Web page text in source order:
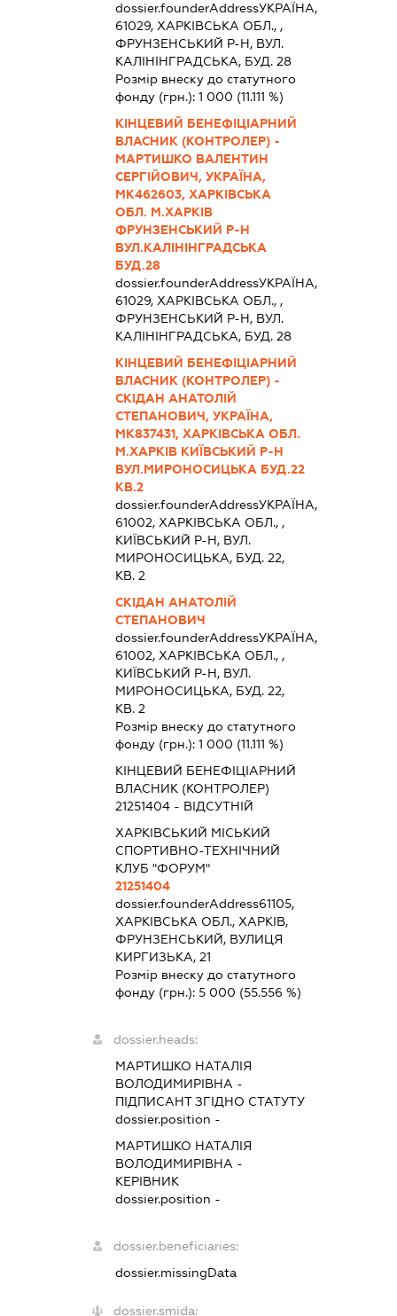
dossier.founderAddressУКРАЇНА,
61029, ХАРКIВСЬКА ОБЛ., ,
ФРУНЗЕНСЬКИЙ Р-Н, ВУЛ.
КАЛІНІНГРАДСЬКА, БУД. 28
Розмір внеску до статутного
фонду (грн.):1 000 (11.111 %)
КІНЦЕВИЙ БЕНЕФІЦІАРНИЙ
ВЛАСНИК (КОНТРОЛЕР) -
МАРТИШКО ВАЛЕНТИН
СЕРГІЙОВИЧ, УКРАЇНА,
МК462603, ХАРКІВСЬКА
ОБЛ. М.ХАРКІВ
ФРУНЗЕНСЬКИЙ Р-Н
ВУЛ.КАЛІНІНГРАДСЬКА
БУД.28
dossier.founderAddressУКРАЇНА,
61029, ХАРКIВСЬКА ОБЛ., ,
ФРУНЗЕНСЬКИЙ Р-Н, ВУЛ.
КАЛІНІНГРАДСЬКА, БУД. 28
КІНЦЕВИЙ БЕНЕФІЦІАРНИЙ
ВЛАСНИК (КОНТРОЛЕР) -
СКІДАН АНАТОЛІЙ
СТЕПАНОВИЧ, УКРАЇНА,
МК837431, ХАРКІВСЬКА ОБЛ.
М.ХАРКІВ КИЇВСЬКИЙ Р-Н
ВУЛ.МИРОНОСИЦЬКА БУД.22
КВ.2
dossier.founderAddressУКРАЇНА,
61002, ХАРКIВСЬКА ОБЛ., ,
КИЇВСЬКИЙ Р-Н, ВУЛ.
МИРОНОСИЦЬКА, БУД. 22,
КВ. 2
СКІДАН АНАТОЛІЙ
СТЕПАНОВИЧ
dossier.founderAddressУКРАЇНА,
61002, ХАРКIВСЬКА ОБЛ., ,
КИЇВСЬКИЙ Р-Н, ВУЛ.
МИРОНОСИЦЬКА, БУД. 22,
КВ. 2
Розмір внеску до статутного
фонду (грн.):1 000 (11.111 %)
КІНЦЕВИЙ БЕНЕФІЦІАРНИЙ
ВЛАСНИК (КОНТРОЛЕР)
21251404 - ВІДСУТНІЙ
ХАРКІВСЬКИЙ МІСЬКИЙ
СПОРТИВНО-ТЕХНІЧНИЙ
КЛУБ "ФОРУМ"
21251404
dossier.founderAddress61105,
ХАРКІВСЬКА ОБЛ., ХАРКІВ,
ФРУНЗЕНСЬКИЙ, ВУЛИЦЯ
КИРГИЗЬКА, 21
Розмір внеску до статутного
фонду (грн.):5 000 (55.556 %)
dossier.heads:
МАРТИШКО НАТАЛІЯ
ВОЛОДИМИРІВНА -
ПІДПИСАНТЗГІДНО СТАТУТУ
dossier.position -
МАРТИШКО НАТАЛІЯ
ВОЛОДИМИРІВНА -
КЕРІВНИК
dossier.position -
dossier.beneficiaries:
dossier.missingData
dossier.smida: